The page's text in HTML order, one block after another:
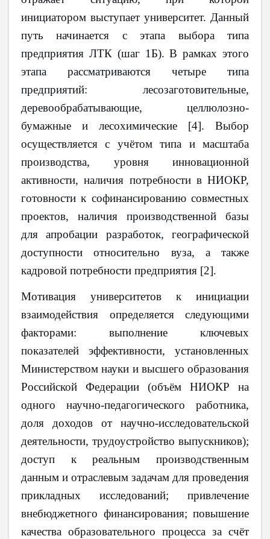
инициатором выступает университет. Данный
путь начинается с этапа выбора типа
предприятия ЛТК (шаг 1Б). В рамках этого
этапа рассматриваются четыре типа
предприятий: лесозаготовительные,
деревообрабатывающие, целлюлозно-
бумажные и лесохимические [4]. Выбор
осуществляется с учётом типа и масштаба
производства, уровня инновационной
активности, наличия потребности в НИОКР,
готовности к софинансированию совместных
проектов, наличия производственной базы
для апробации разработок, географической
доступности относительно вуза, а также
кадровой потребности предприятия [2].
Мотивация университетов к инициации
взаимодействия определяется следующими
факторами: выполнение ключевых
показателей эффективности, установленных
Министерством науки и высшего образования
Российской Федерации (объём НИОКР на
одного научно-педагогического работника,
доля доходов от научно-исследовательской
деятельности, трудоустройство выпускников);
доступ к реальным производственным
данным и отраслевым задачам для проведения
прикладных исследований; привлечение
внебюджетного финансирования; повышение
качества образовательного процесса за счёт